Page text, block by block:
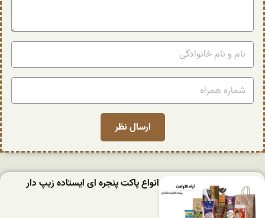
انواع پاکت پنجره ای ایستاده زیپ دار